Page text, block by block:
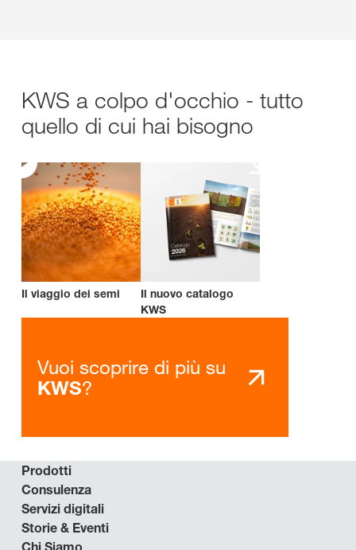
KWS a colpo d'occhio - tutto
quello di cui hai bisogno
Il viaggio dei semi
Il nuovo catalogo
KWS
Vuoi scoprire di più su
KWS?
Prodotti
Consulenza
Servizi digitali
Storie & Eventi
Chi Siamo